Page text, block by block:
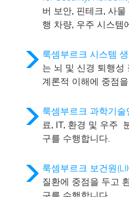
버 보안, 핀테크, 사
행 차량, 우주 시스템
룩셈부르크 시스템
는 뇌 및 신경 퇴행성
계론적 이해에 중점
룩셈부르크 과학기술
료, IT, 환경 및 우주
구를 수행합니다.
룩셈부르크 보건원
질환에 중점을 두고